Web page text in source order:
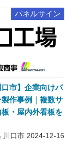
パネルサイン
口市】企業向けパ
作事例｜複数サ
・屋内外看板を
川口市 2024-12-16